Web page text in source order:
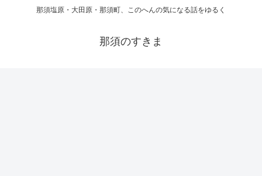
那須塩原・大田原・那須町、このへんの気になる話をゆるく
那須のすきま